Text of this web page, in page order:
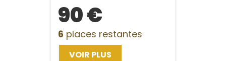
90 €
6 places restantes
VOIR PLUS